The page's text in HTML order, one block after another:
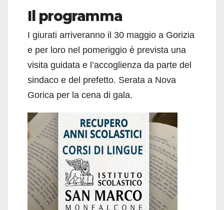
Il programma
I giurati arriveranno il 30 maggio a Gorizia
e per loro nel pomeriggio è prevista una
visita guidata e l’accoglienza da parte del
sindaco e del prefetto. Serata a Nova
Gorica per la cena di gala.